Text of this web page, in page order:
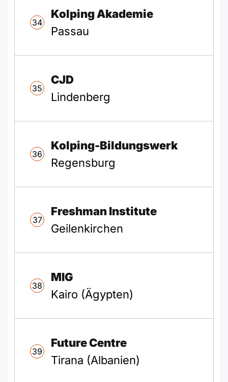
34
Kolping Akademie
Passau
35
CJD
Lindenberg
36
Kolping-Bildungswerk
Regensburg
37
Freshman Institute
Geilenkirchen
38
MIG
Kairo (Ägypten)
39
Future Centre
Tirana (Albanien)